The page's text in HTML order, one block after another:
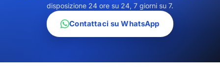
disposizione 24 ore su 24, 7 giorni su 7.
Contattaci su WhatsApp